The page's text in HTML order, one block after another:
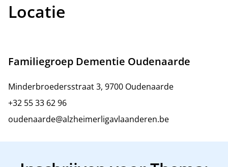
Locatie
Familiegroep Dementie Oudenaarde
Minderbroedersstraat 3, 9700 Oudenaarde
+32 55 33 62 96
oudenaarde@alzheimerligavlaanderen.be